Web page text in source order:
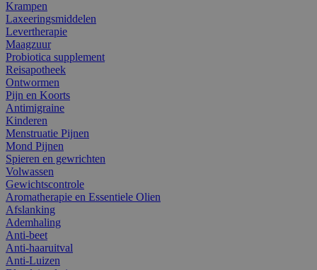
Krampen
Laxeeringsmiddelen
Levertherapie
Maagzuur
Probiotica supplement
Reisapotheek
Ontwormen
Pijn en Koorts
Antimigraine
Kinderen
Menstruatie Pijnen
Mond Pijnen
Spieren en gewrichten
Volwassen
Gewichtscontrole
Aromatherapie en Essentiele Olien
Afslanking
Ademhaling
Anti-beet
Anti-haaruitval
Anti-Luizen